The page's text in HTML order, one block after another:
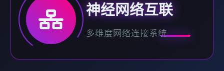
神经网络互联
多维度网络连接系统